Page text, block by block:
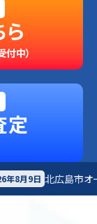
ら
中）
定
ディオ買取査定依頼